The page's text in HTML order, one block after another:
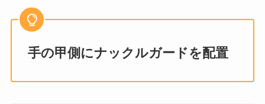
手の甲側にナックルガードを配置